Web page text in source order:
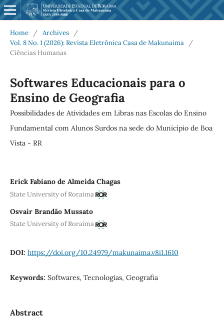
Home / Archives
/
Vol. 8 No. 1 (2026): Revista Eletrônica Casa de Makunaima
/
Ciências Humanas
Softwares Educacionais para o
Ensino de Geografia
Possibilidades de Atividades em Libras nas Escolas do Ensino
Fundamental com Alunos Surdos na sede do Município de Boa
Vista - RR
Erick Fabiano de Almeida Chagas
State University of Roraima
Osvair Brandão Mussato
State University of Roraima
DOI: https://doi.org/10.24979/makunaima.v8i1.1610
Keywords: Softwares, Tecnologias, Geografia
Abstract